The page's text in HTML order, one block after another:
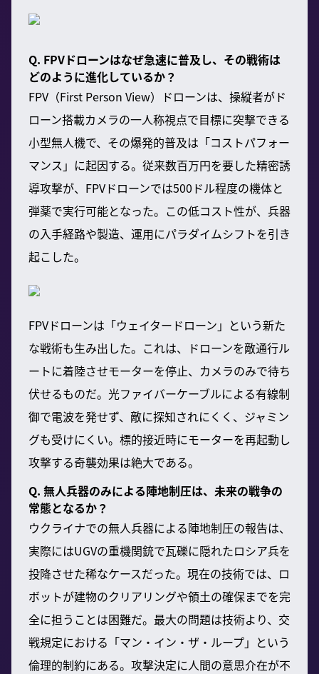
Q. FPVドローンはなぜ急速に普及し、その戦術は
どのように進化しているか？
FPV（First Person View）ドローンは、操縦者がド
ローン搭載カメラの一人称視点で目標に突撃できる
小型無人機で、その爆発的普及は「コストパフォー
マンス」に起因する。従来数百万円を要した精密誘
導攻撃が、FPVドローンでは500ドル程度の機体と
弾薬で実行可能となった。この低コスト性が、兵器
の入手経路や製造、運用にパラダイムシフトを引き
起こした。
FPVドローンは「ウェイタードローン」という新た
な戦術も生み出した。これは、ドローンを敵通行ル
ートに着陸させモーターを停止、カメラのみで待ち
伏せるものだ。光ファイバーケーブルによる有線制
御で電波を発せず、敵に探知されにくく、ジャミン
グも受けにくい。標的接近時にモーターを再起動し
攻撃する奇襲効果は絶大である。
Q. 無人兵器のみによる陣地制圧は、未来の戦争の
常態となるか？
ウクライナでの無人兵器による陣地制圧の報告は、
実際にはUGVの重機関銃で瓦礫に隠れたロシア兵を
投降させた稀なケースだった。現在の技術では、ロ
ボットが建物のクリアリングや領土の確保までを完
全に担うことは困難だ。最大の問題は技術より、交
戦規定における「マン・イン・ザ・ループ」という
倫理的制約にある。攻撃決定に人間の意思介在が不